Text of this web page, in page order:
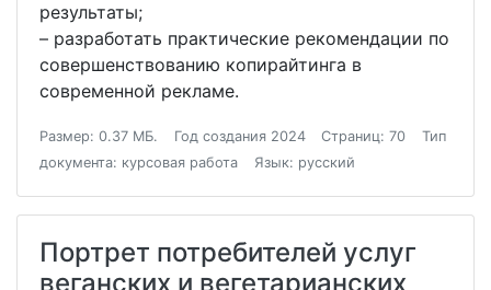
результаты;
– разработать практические рекомендации по
совершенствованию копирайтинга в
современной рекламе.
Размер: 0.37 МБ. Год создания 2024 Страниц: 70
Тип
документа: курсовая работа
Язык: русский
Портрет потребителей услуг
веганских и вегетарианских